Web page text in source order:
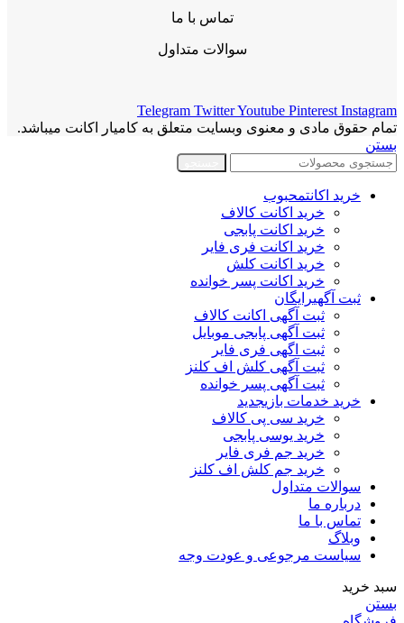
تماس با ما
سوالات متداول
Telegram TwitterYoutube Pinterest Instagram
تمام حقوق مادی و معنوی وبسایت متعلق به کامیار اکانت میباشد.
بستن
خرید اکانتمحبوب
خرید اکانت کالاف
خرید اکانت پابجی
خرید اکانت فری فایر
خرید اکانت کلش
خرید اکانت پسر خوانده
ثبت آگهیرایگان
ثبت آگهی اکانت کالاف
ثبت آگهی پابجی موبایل
ثبت اگهی فری فایر
ثبت آگهی کلش اف کلنز
ثبت آگهی پسر خوانده
خرید خدمات بازیجدید
خرید سی پی کالاف
خرید یوسی پابجی
خرید جم فری فایر
خرید جم کلش اف کلنز
سوالات متداول
درباره ما
تماس با ما
وبلاگ
سیاست مرجوعی و عودت وجه
سبد خرید
بستن